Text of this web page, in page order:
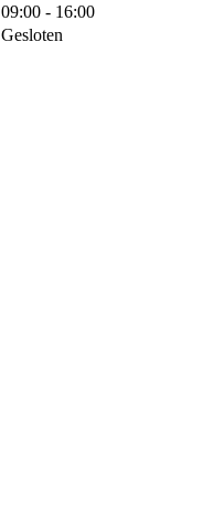
09:00 - 16:00
Gesloten